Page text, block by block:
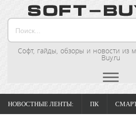
Софт, гайды, обзоры и новости из
Buy.ru
НОВОСТНЫЕ ЛЕНТЫ: ПК